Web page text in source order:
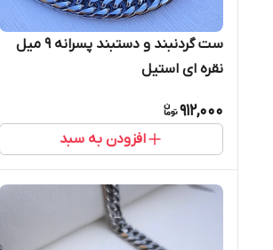
ست گردنبند و دستبند پسرانه ۹ میل
نقره ای استیل
912,000
افزودن به سبد